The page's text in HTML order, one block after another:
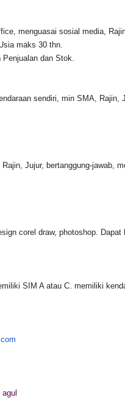
menguasai sosial media,
maks 30 thn.
Penjualan dan Stok.
sendiri, min SMA, Rajin,
Jujur, bertanggung-jawab,
corel draw, photoshop.
SIM A atau C. memiliki